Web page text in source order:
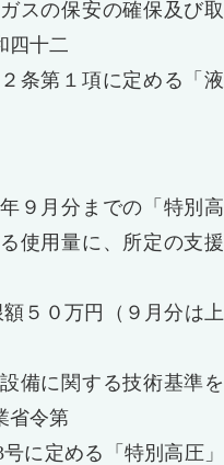
スの保安の確保及び取
四十二
第１項に定める「液
９月分までの「特別高
使用量に、所定の支援
５０万円（９月分は上
備に関する技術基準を
省令第
定める「特別高圧」